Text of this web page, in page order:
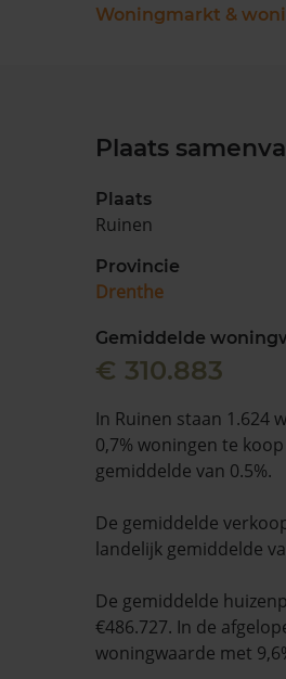
Woningmarkt &
Plaats
Plaats
Ruinen
Provincie
Drenthe
Gemiddelde
€ 310.883
In Ruinen staan 1.624
0,7% woningen te
gemiddelde van 0.5%.
De gemiddelde
landelijk gemiddelde
De gemiddelde
€486.727. In de
woningwaarde met